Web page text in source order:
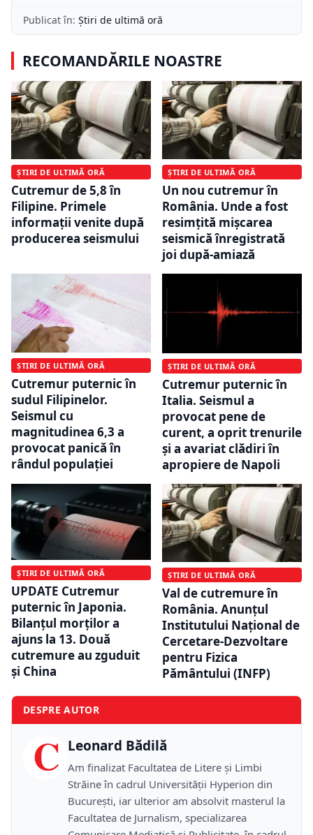
Publicat în: Știri de ultimă oră
RECOMANDĂRILE NOASTRE
ȘTIRI DE ULTIMĂ ORĂ
Cutremur de 5,8 în
Filipine. Primele
informații venite după
producerea seismului
ȘTIRI DE ULTIMĂ ORĂ
Un nou cutremur în
România. Unde a fost
resimțită mișcarea
seismică înregistrată
joi după-amiază
ȘTIRI DE ULTIMĂ ORĂ
Cutremur puternic în
sudul Filipinelor.
Seismul cu
magnitudinea 6,3 a
provocat panică în
rândul populației
ȘTIRI DE ULTIMĂ ORĂ
Cutremur puternic în
Italia. Seismul a
provocat pene de
curent, a oprit trenurile
și a avariat clădiri în
apropiere de Napoli
ȘTIRI DE ULTIMĂ ORĂ
UPDATE Cutremur
puternic în Japonia.
Bilanțul morților a
ajuns la 13. Două
cutremure au zguduit
și China
ȘTIRI DE ULTIMĂ ORĂ
Val de cutremure în
România. Anunțul
Institutului Național de
Cercetare-Dezvoltare
pentru Fizica
Pământului (INFP)
DESPRE AUTOR
C Leonard Bădilă
Am finalizat Facultatea de Litere și Limbi
Străine în cadrul Universității Hyperion din
București, iar ulterior am absolvit masterul la
Facultatea de Jurnalism, specializarea